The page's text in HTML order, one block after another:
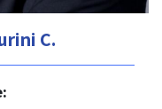
C.